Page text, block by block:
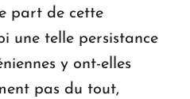
part de cette
une telle persistance
y ont-elles
pas du tout,